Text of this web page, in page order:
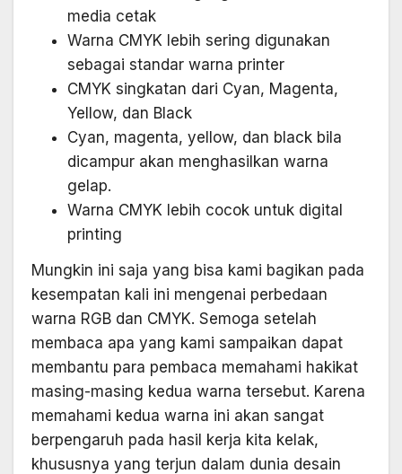
media cetak
Warna CMYK lebih sering digunakan
sebagai standar warna printer
CMYK singkatan dari Cyan, Magenta,
Yellow, dan Black
Cyan, magenta, yellow, dan black bila
dicampur akan menghasilkan warna
gelap.
Warna CMYK lebih cocok untuk digital
printing
Mungkin ini saja yang bisa kami bagikan pada
kesempatan kali ini mengenai perbedaan
warna RGB dan CMYK. Semoga setelah
membaca apa yang kami sampaikan dapat
membantu para pembaca memahami hakikat
masing-masing kedua warna tersebut. Karena
memahami kedua warna ini akan sangat
berpengaruh pada hasil kerja kita kelak,
khususnya yang terjun dalam dunia desain